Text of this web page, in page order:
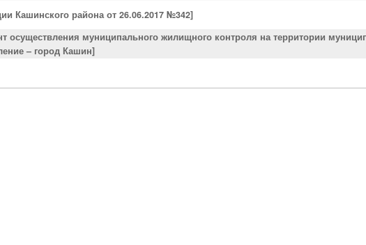
Кашинского района от 26.06.2017 №342]
осуществления муниципального жилищного контроля на территории
– город Кашин]